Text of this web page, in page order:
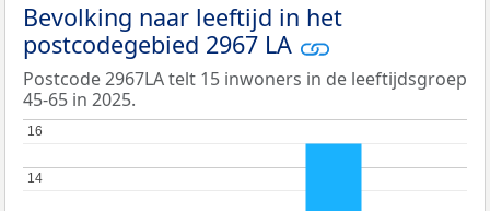
Bevolking naar leeftijd in het
postcodegebied 2967 LA
Postcode 2967LA telt 15 inwoners in de leeftijdsgroep
45-65 in 2025.
14
14
16
16